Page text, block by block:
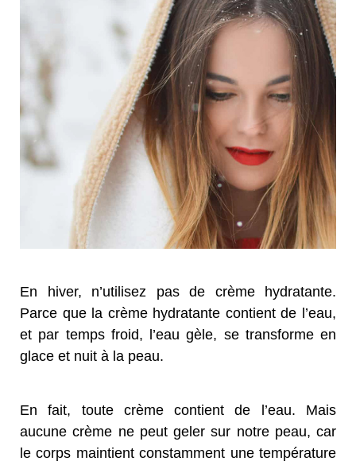
En hiver, n’utilisez pas de crème hydratante.
Parce que la crème hydratante contient de l’eau,
et par temps froid, l’eau gèle, se transforme en
glace et nuit à la peau.
En fait, toute crème contient de l’eau. Mais
aucune crème ne peut geler sur notre peau, car
le corps maintient constamment une température